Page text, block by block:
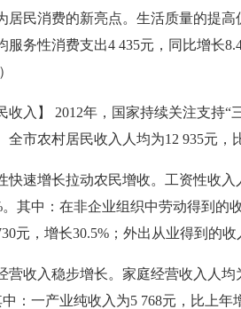
居民消费的新亮点。生活质量的提
服务性消费支出4 435元，同比增长
入】 2012年，国家持续关注支持“
全市农村居民收入人均为12 935元，
速增长拉动农民增收。工资性收入
。其中：在非企业组织中劳动得到的
元，增长30.5%；外出从业得到的
收入稳步增长。家庭经营收入人均
中：一产业纯收入为5 768元，比上